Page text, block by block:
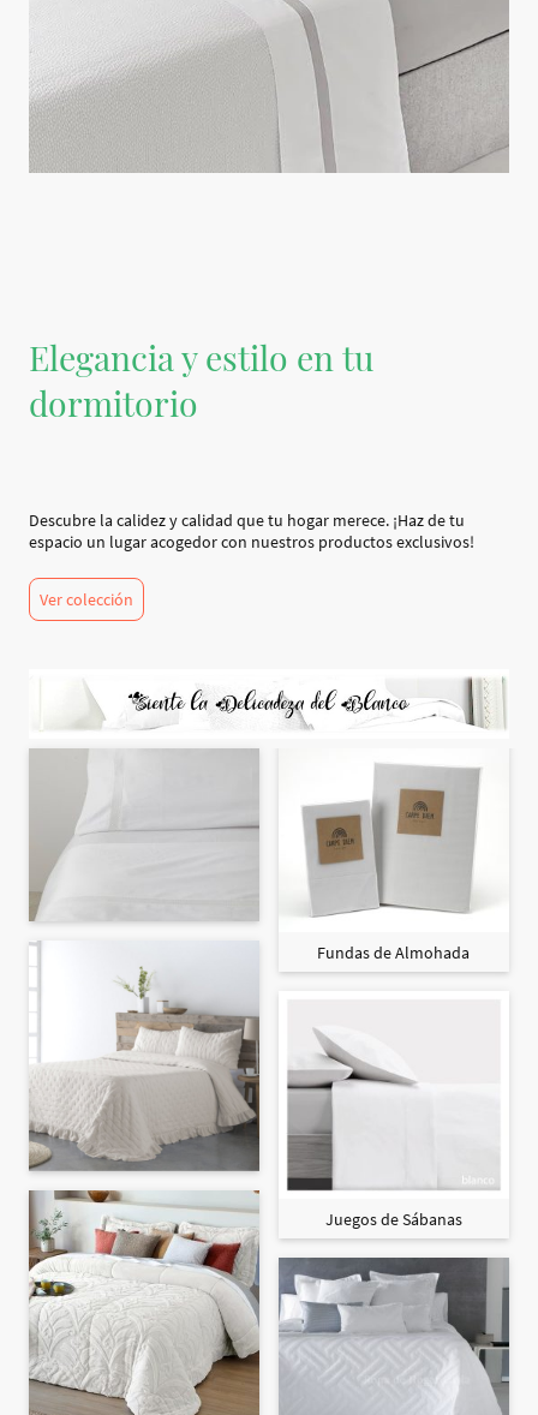
Elegancia y estilo en tu
dormitorio
Descubre la calidez y calidad que tu hogar merece. ¡Haz de tu
espacio un lugar acogedor con nuestros productos exclusivos!
Ver colección
Fundas de Almohada
Juegos de Sábanas